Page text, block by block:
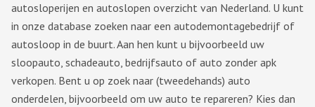
autosloperijen en autoslopen overzicht van Nederland. U kunt
in onze database zoeken naar een autodemontagebedrijf of
autosloop in de buurt. Aan hen kunt u bijvoorbeeld uw
sloopauto, schadeauto, bedrijfsauto of auto zonder apk
verkopen. Bent u op zoek naar (tweedehands) auto
onderdelen, bijvoorbeeld om uw auto te repareren? Kies dan